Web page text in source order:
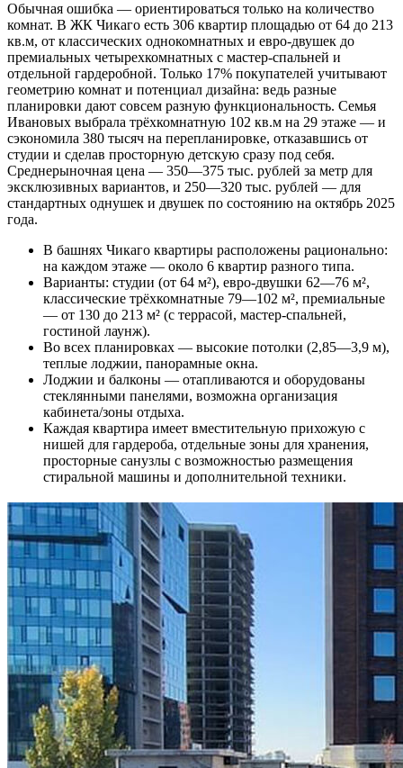
Обычная ошибка — ориентироваться только на количество
комнат. В ЖК Чикаго есть 306 квартир площадью от 64 до 213
кв.м, от классических однокомнатных и евро-двушек до
премиальных четырехкомнатных с мастер-спальней и
отдельной гардеробной. Только 17% покупателей учитывают
геометрию комнат и потенциал дизайна: ведь разные
планировки дают совсем разную функциональность. Семья
Ивановых выбрала трёхкомнатную 102 кв.м на 29 этаже — и
сэкономила 380 тысяч на перепланировке, отказавшись от
студии и сделав просторную детскую сразу под себя.
Среднерыночная цена — 350—375 тыс. рублей за метр для
эксклюзивных вариантов, и 250—320 тыс. рублей — для
стандартных однушек и двушек по состоянию на октябрь 2025
года.
В башнях Чикаго квартиры расположены рационально:
на каждом этаже — около 6 квартир разного типа.
Варианты: студии (от 64 м²), евро-двушки 62—76 м²,
классические трёхкомнатные 79—102 м², премиальные
— от 130 до 213 м² (с террасой, мастер-спальней,
гостиной лаунж).
Во всех планировках — высокие потолки (2,85—3,9 м),
теплые лоджии, панорамные окна.
Лоджии и балконы — отапливаются и оборудованы
стеклянными панелями, возможна организация
кабинета/зоны отдыха.
Каждая квартира имеет вместительную прихожую с
нишей для гардероба, отдельные зоны для хранения,
просторные санузлы с возможностью размещения
стиральной машины и дополнительной техники.